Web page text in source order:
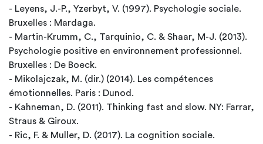
- Leyens, J.-P., Yzerbyt, V. (1997). Psychologie sociale.
Bruxelles : Mardaga.
- Martin-Krumm, C., Tarquinio, C. & Shaar, M-J. (2013).
Psychologie positive en environnement professionnel.
Bruxelles : De Boeck.
- Mikolajczak, M. (dir.) (2014). Les compétences
émotionnelles. Paris : Dunod.
- Kahneman, D. (2011). Thinking fast and slow. NY: Farrar,
Straus & Giroux.
- Ric, F. & Muller, D. (2017). La cognition sociale.